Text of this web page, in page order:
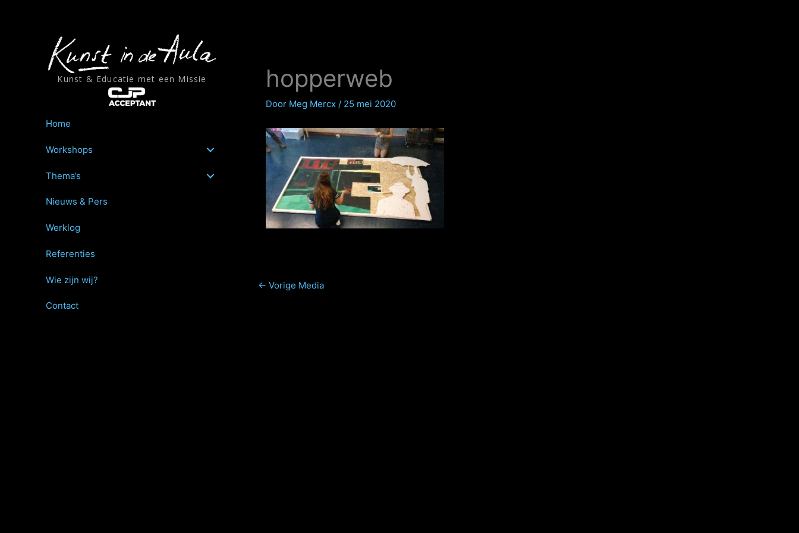
Kunst & Educatie met een Missie
Home
Workshops
Thema’s
Nieuws & Pers
Werklog
Referenties
Wie zijn wij?
Contact
hopperweb
Door Meg Mercx / 25 mei 2020
← Vorige Media